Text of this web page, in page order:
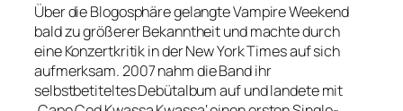
Über die Blogosphäre gelangte Vampire Weekend
bald zu größerer Bekanntheit und machte durch
eine Konzertkritik in der New York Times auf sich
aufmerksam. 2007 nahm die Band ihr
selbstbetiteltes Debütalbum auf und landete mit